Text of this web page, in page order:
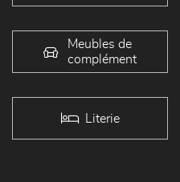
Meubles de
complément
Literie